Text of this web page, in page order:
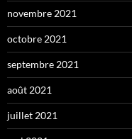
novembre 2021
octobre 2021
septembre 2021
août 2021
juillet 2021